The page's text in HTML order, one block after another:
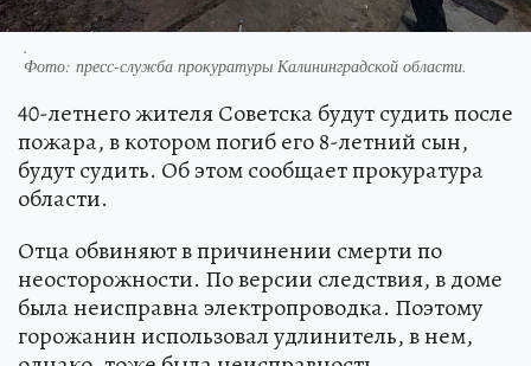
.
Фото: пресс-служба прокуратуры Калининградской области.
40-летнего жителя Советска будут судить после
пожара, в котором погиб его 8-летний сын,
будут судить. Об этом сообщает прокуратура
области.
Отца обвиняют в причинении смерти по
неосторожности. По версии следствия, в доме
была неисправна электропроводка. Поэтому
горожанин использовал удлинитель, в нем,